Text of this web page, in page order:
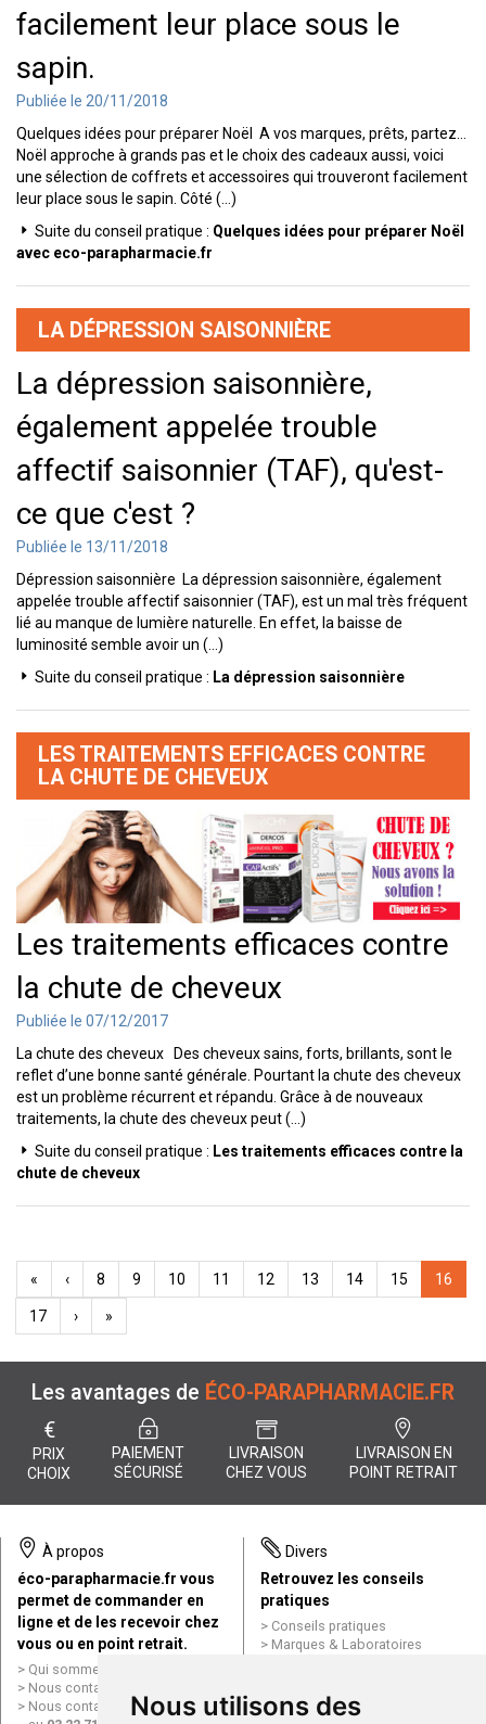
Nous utilisons des
facilement leur place sous le
sapin.
Publiée le 20/11/2018
Quelques idées pour préparer Noël A vos marques, prêts, partez…
Noël approche à grands pas et le choix des cadeaux aussi, voici
une sélection de coffrets et accessoires qui trouveront facilement
leur place sous le sapin. Côté (...)
Suite du conseil pratique : Quelques idées pour préparer Noël
avec eco-parapharmacie.fr
LA DÉPRESSION SAISONNIÈRE
La dépression saisonnière,
également appelée trouble
affectif saisonnier (TAF), qu'est-
ce que c'est ?
Publiée le 13/11/2018
Dépression saisonnière La dépression saisonnière, également
appelée trouble affectif saisonnier (TAF), est un mal très fréquent
lié au manque de lumière naturelle. En effet, la baisse de
luminosité semble avoir un (...)
Suite du conseil pratique : La dépression saisonnière
LES TRAITEMENTS EFFICACES CONTRE
LA CHUTE DE CHEVEUX
Les traitements efficaces contre
la chute de cheveux
Publiée le 07/12/2017
La chute des cheveux Des cheveux sains, forts, brillants, sont le
reflet d’une bonne santé générale. Pourtant la chute des cheveux
est un problème récurrent et répandu. Grâce à de nouveaux
traitements, la chute des cheveux peut (...)
Suite du conseil pratique : Les traitements efficaces contre la
chute de cheveux
« ‹ 8 9 10 11 12 13 14 15 16
17 › »
Les avantages de ÉCO-PARAPHARMACIE.FR
€
PRIX
CHOIX
PAIEMENT
SÉCURISÉ
LIVRAISON
CHEZ VOUS
LIVRAISON EN
POINT RETRAIT
À propos
éco-parapharmacie.fr vous
permet de commander en
ligne et de les recevoir chez
vous ou en point retrait.
Qui sommes nous ?
Nous contacter par e-mail
Nous contacter par téléphone
Divers
Retrouvez les conseils
pratiques
Conseils pratiques
Marques & Laboratoires
Mentions légales
Données personnelles